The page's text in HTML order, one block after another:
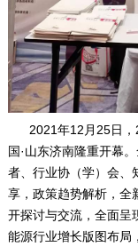
2021年12月25日，
国·山东济南隆重开幕
者、行业协（学）会、
享，政策趋势解析，全
开探讨与交流，全面呈
能源行业增长版图布局